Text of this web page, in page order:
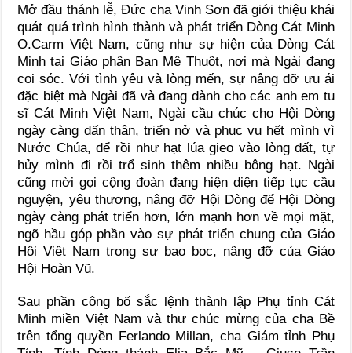
Mở đầu thánh lễ, Đức cha Vinh Sơn đã giới thiệu khái
quát quá trình hình thành và phát triển Dòng Cát Minh
O.Carm Việt Nam, cũng như sự hiện của Dòng Cát
Minh tại Giáo phận Ban Mê Thuột, nơi mà Ngài đang
coi sóc. Với tình yêu và lòng mến, sự nâng đỡ ưu ái
đặc biệt mà Ngài đã và đang dành cho các anh em tu
sĩ Cát Minh Việt Nam, Ngài cầu chúc cho Hội Dòng
ngày càng dấn thân, triển nở và phục vụ hết mình vì
Nước Chúa, để rồi như hạt lúa gieo vào lòng đất, tự
hủy mình đi rồi trổ sinh thêm nhiều bông hạt. Ngài
cũng mời gọi cộng đoàn đang hiện diện tiếp tục cầu
nguyện, yêu thương, nâng đỡ Hội Dòng để Hội Dòng
ngày càng phát triển hơn, lớn mạnh hơn về mọi mặt,
ngõ hầu góp phần vào sự phát triển chung của Giáo
Hội Việt Nam trong sự bao bọc, nâng đỡ của Giáo
Hội Hoàn Vũ.
Sau phần công bố sắc lệnh thành lập Phụ tỉnh Cát
Minh miền Việt Nam và thư chúc mừng của cha Bề
trên tổng quyền Ferlando Millan, cha Giám tỉnh Phụ